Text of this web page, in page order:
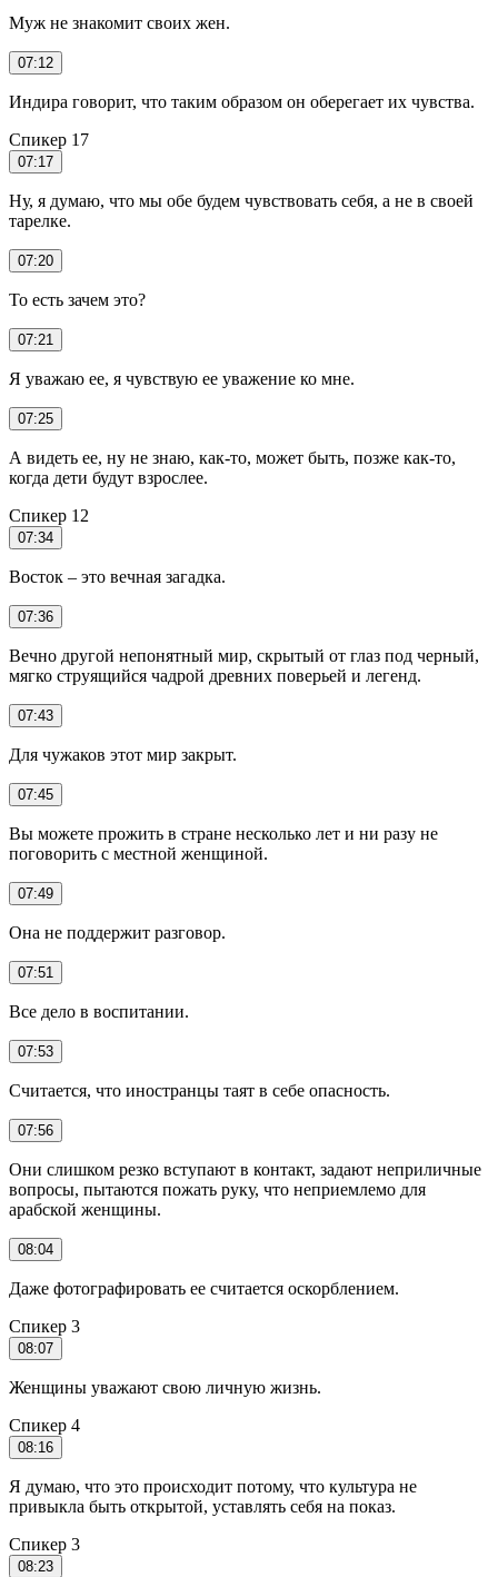
Муж не знакомит своих жен.
07:12
Индира говорит, что таким образом он оберегает их чувства.
Спикер 17
07:17
Ну, я думаю, что мы обе будем чувствовать себя, а не в своей
тарелке.
07:20
То есть зачем это?
07:21
Я уважаю ее, я чувствую ее уважение ко мне.
07:25
А видеть ее, ну не знаю, как-то, может быть, позже как-то,
когда дети будут взрослее.
Спикер 12
07:34
Восток – это вечная загадка.
07:36
Вечно другой непонятный мир, скрытый от глаз под черный,
мягко струящийся чадрой древних поверьей и легенд.
07:43
Для чужаков этот мир закрыт.
07:45
Вы можете прожить в стране несколько лет и ни разу не
поговорить с местной женщиной.
07:49
Она не поддержит разговор.
07:51
Все дело в воспитании.
07:53
Считается, что иностранцы таят в себе опасность.
07:56
Они слишком резко вступают в контакт, задают неприличные
вопросы, пытаются пожать руку, что неприемлемо для
арабской женщины.
08:04
Даже фотографировать ее считается оскорблением.
Спикер 3
08:07
Женщины уважают свою личную жизнь.
Спикер 4
08:16
Я думаю, что это происходит потому, что культура не
привыкла быть открытой, уставлять себя на показ.
Спикер 3
08:23